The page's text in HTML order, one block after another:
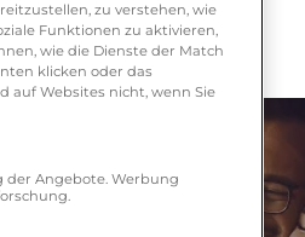
zu verstehen, wie
Funktionen zu aktivieren,
wie die Dienste der Match
klicken oder das
auf Websites nicht, wenn Sie
der Angebote. Werbung